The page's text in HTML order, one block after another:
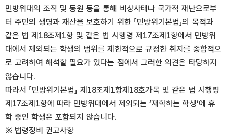
민방위대의 조직 및 동원 등을 통해 비상사태나 국가적 재난으로부
터 주민의 생명과 재산을 보호하기 위한 「민방위기본법」의 목적과
같은 법 제18조제1항 및 같은 법 시행령 제17조제1항에서 민방위
대에서 제외되는 학생의 범위를 제한적으로 규정한 취지를 종합적으
로 고려하여 해석할 필요가 있다는 점에서 그러한 의견은 타당하지
않습니다.
따라서 「민방위기본법」 제18조제1항제18호가목 및 같은 법 시행령
제17조제1항에 따라 민방위대에서 제외되는 ‘재학하는 학생’에 휴
학 중인 학생은 포함되지 않습니다.
※ 법령정비 권고사항